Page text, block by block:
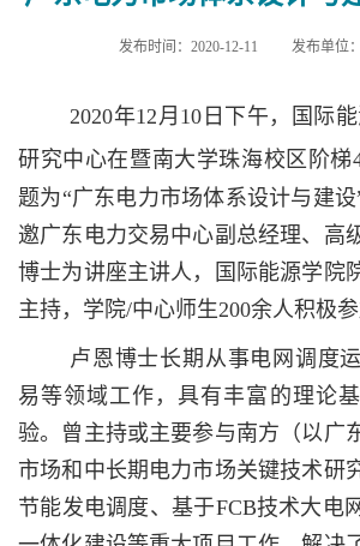
发布时间：2020-12-11 发布单位
2020年12月 10 日下午， 国际
研究中心在暨南大学珠海校区阶梯
题为“广东电力市场体系设计与建设
邀广东电力交易中心副总经理、高
博士为讲座主讲人，国际能源学院
主持，学院/中心师生200余人积极参
卢恩博士长期从事电网调度
易等领域工作，具有丰富的理论
验。曾主持或主要参与南方（以广
市场和中长期电力市场关键技术研
节能发电调度、基于FCB技术大电